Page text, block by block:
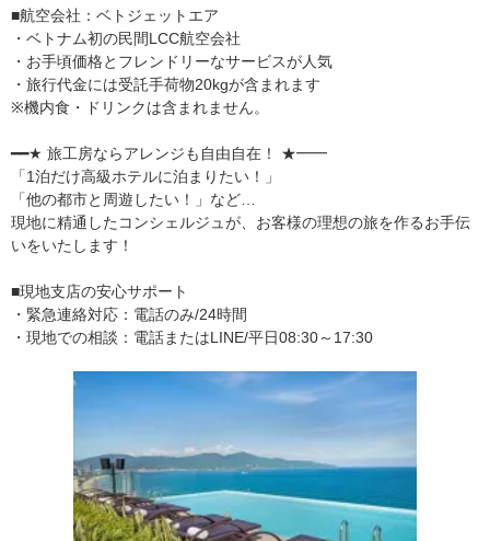
■航空会社：ベトジェットエア
・ベトナム初の民間LCC航空会社
・お手頃価格とフレンドリーなサービスが人気
・旅行代金には受託手荷物20kgが含まれます
※機内食・ドリンクは含まれません。
━━★ 旅工房ならアレンジも自由自在！ ★━━
「1泊だけ高級ホテルに泊まりたい！」
「他の都市と周遊したい！」など…
現地に精通したコンシェルジュが、お客様の理想の旅を作るお手伝
いをいたします！
■現地支店の安心サポート
・緊急連絡対応：電話のみ/24時間
・現地での相談：電話またはLINE/平日08:30～17:30